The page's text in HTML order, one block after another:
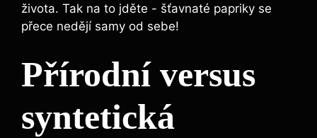
života. Tak​ na to jděte -⁤ šťavnaté papriky‍ se
‌přece nedějí ⁢samy​ od sebe!
Přírodní versus
‍syntetická